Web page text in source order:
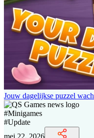
Jouw dagelijkse puzzel
#Minigames
#Update
mei 22, 2026